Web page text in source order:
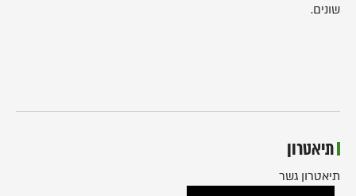
שונים.
תיאטרון
תיאטרון גשר